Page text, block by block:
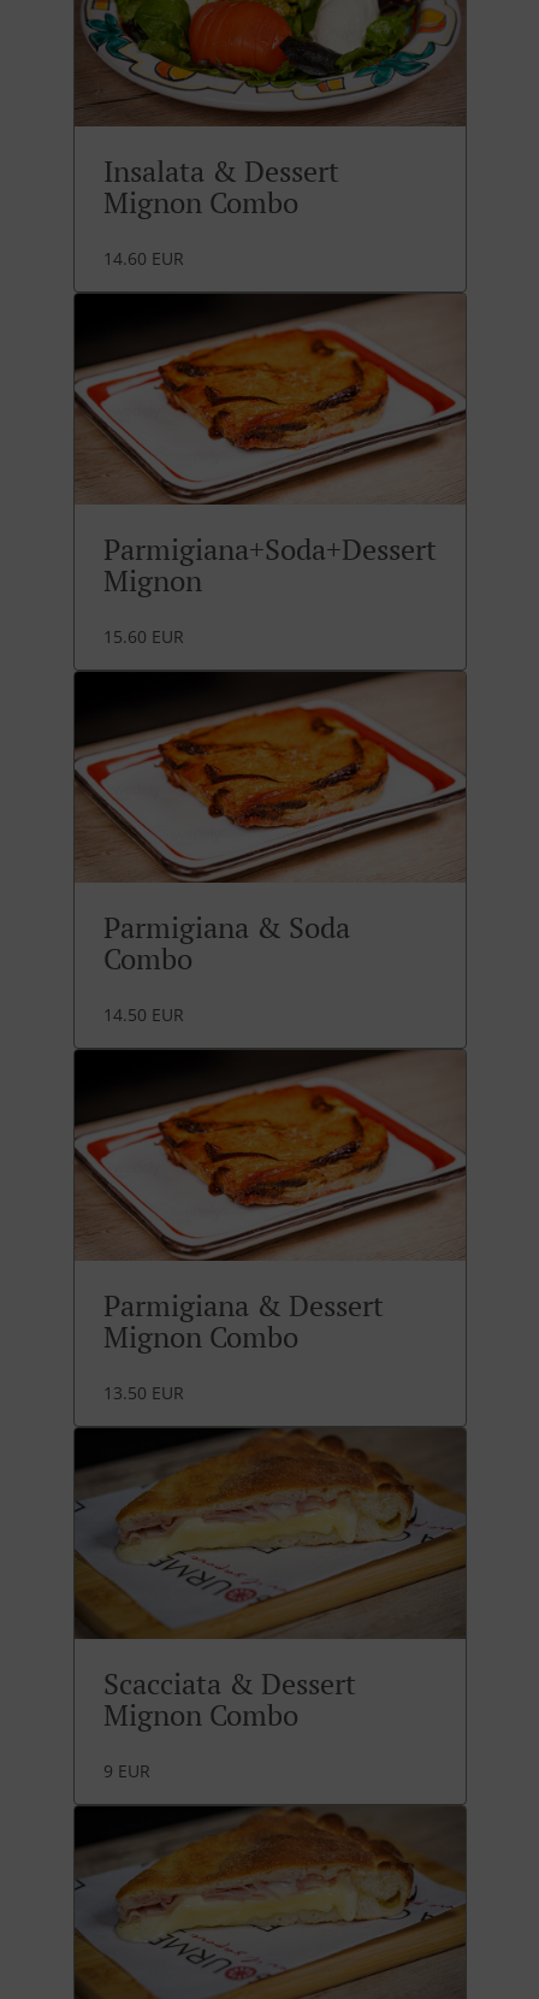
Insalata & Dessert
Mignon Combo
14.60 EUR
Parmigiana+Soda+Dessert
Mignon
15.60 EUR
Parmigiana & Soda
Combo
14.50 EUR
Parmigiana & Dessert
Mignon Combo
13.50 EUR
Scacciata & Dessert
Mignon Combo
9 EUR